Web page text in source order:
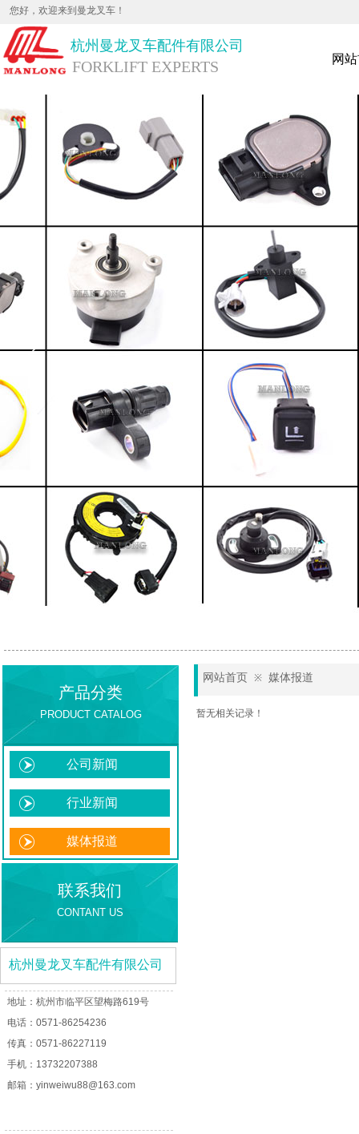
您好，欢迎来到曼龙叉车！
网
杭州曼龙叉车配件有限公司
FORKLIFT EXPERTS
网站首页 ※ 媒体报道
产品分类
PRODUCT CATALOG 暂无相关记录！
公司新闻
行业新闻
媒体报道
联系我们
CONTANT US
杭州曼龙叉车配件有限公司
地址：杭州市临平区望梅路619号
电话： 0571-86254236
传真：0571-86227119
手机：13732207388
邮箱： yinweiwu88@163.com